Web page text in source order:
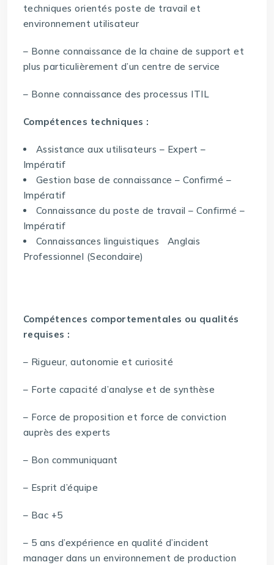
techniques orientés poste de travail et
environnement utilisateur
– Bonne connaissance de la chaine de support et
plus particulièrement d’un centre de service
– Bonne connaissance des processus ITIL
Compétences techniques :
Assistance aux utilisateurs – Expert –
Impératif
Gestion base de connaissance – Confirmé –
Impératif
Connaissance du poste de travail – Confirmé –
Impératif
Connaissances linguistiques Anglais
Professionnel (Secondaire)
Compétences comportementales ou qualités
requises :
– Rigueur, autonomie et curiosité
– Forte capacité d’analyse et de synthèse
– Force de proposition et force de conviction
auprès des experts
– Bon communiquant
– Esprit d’équipe
– Bac +5
– 5 ans d’expérience en qualité d’incident
manager dans un environnement de production